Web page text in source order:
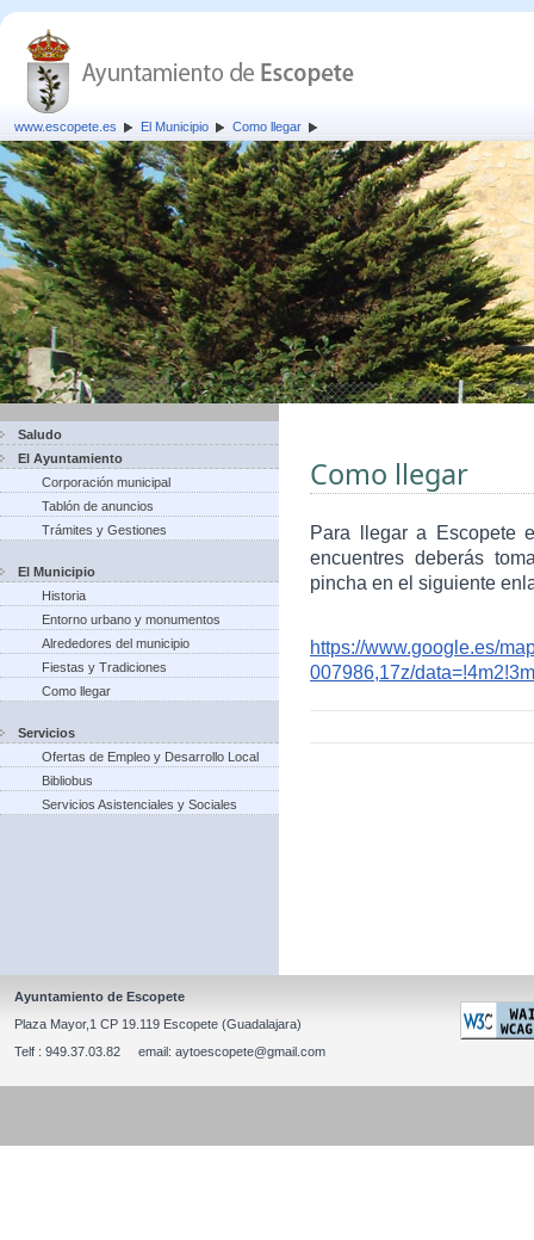
www.escopete.es El Municipio Como llegar
Saludo
El Ayuntamiento
Corporación municipal
Tablón de anuncios
Trámites y Gestiones
El Municipio
Historia
Entorno urbano y monumentos
Alrededores del municipio
Fiestas y Tradiciones
Como llegar
Servicios
Ofertas de Empleo y Desarrollo Local
Bibliobus
Servicios Asistenciales y Sociales
Como llegar
Para llegar a Escopete
encuentres deberás
pincha en el siguiente
https://www.google.es/
007986,17z/
Ayuntamiento de Escopete
Plaza Mayor,1 CP 19.119 Escopete (Guadalajara)
Telf : 949.37.03.82 email: aytoescopete@gmail.com